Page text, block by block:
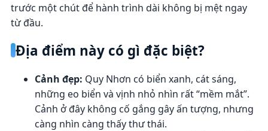
trước một chút để hành trình dài không bị mệt ngay
từ đầu.
Địa điểm này có gì đặc biệt?
Cảnh đẹp: Quy Nhơn có biển xanh, cát sáng,
những eo biển và vịnh nhỏ nhìn rất “mềm mắt”.
Cảnh ở đây không cố gắng gây ấn tượng, nhưng
càng nhìn càng thấy thư thái.